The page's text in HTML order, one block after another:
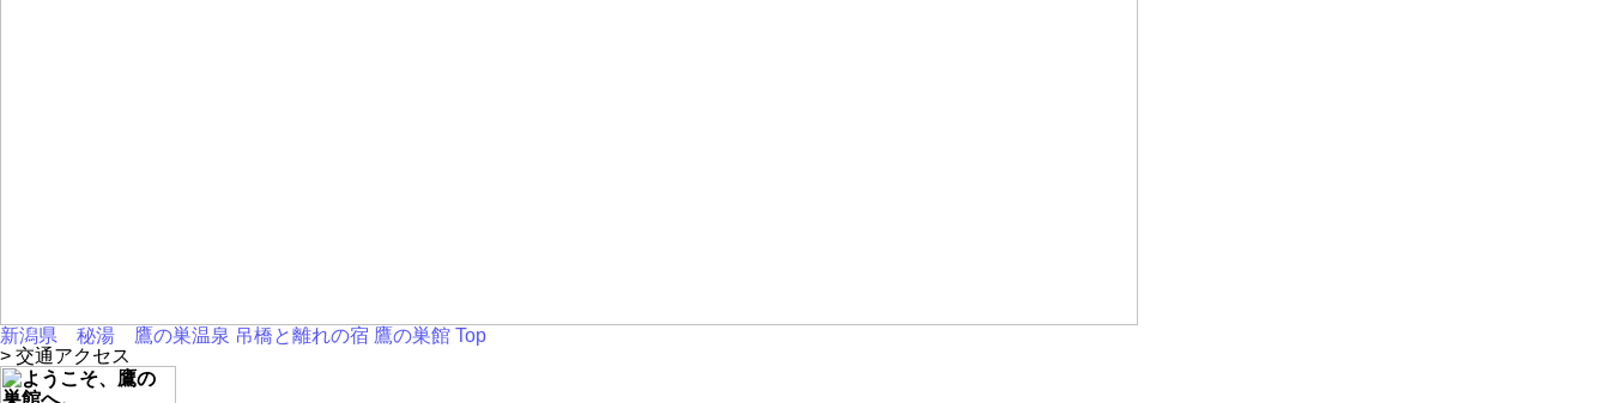
新潟県 秘湯 鷹の巣温泉 吊橋と離れの宿 鷹の巣館 Top
> 交通アクセス